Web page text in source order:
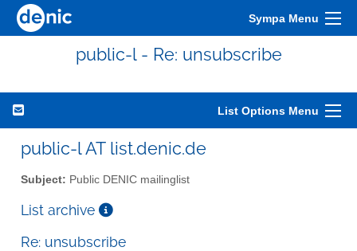
Sympa Menu
public-l - Re: unsubscribe
List Options Menu
public-l AT list.denic.de
Subject: Public DENIC mailinglist
List archive
Re: unsubscribe